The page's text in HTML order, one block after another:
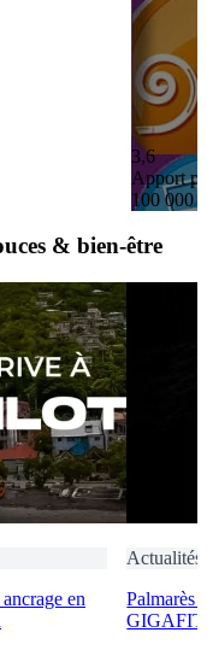
3,6
Apport
100 000 €
& bien-être
en
Actualités
Palmarès
GIGAFIT